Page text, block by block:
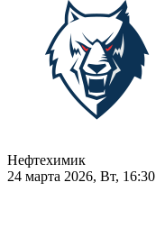
Нефтехимик
24 марта 2026, Вт, 16:30